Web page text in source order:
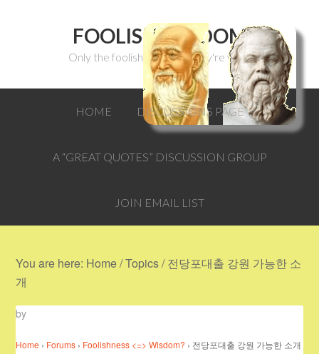
FOOLISH WISDOM
Only the foolish can think they're wise.
HOME DISCUSSIONS PAGE
A “GREAT QUOTES” DISCUSSION GROUP
JOIN EMAIL LIST
You are here: Home/Topics/전당포대출 강원 가능한 소
개
by
Home › Forums › Foolishness <=> Wisdom? › 전당포대출 강원 가능한 소개